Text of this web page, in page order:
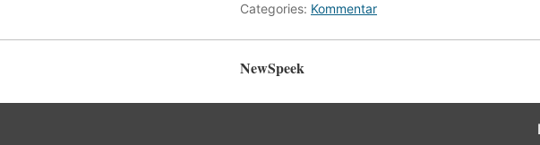
Categories: Kommentar
NewSpeek